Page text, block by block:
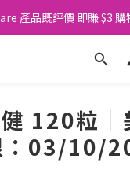
🚛 購物滿 $400 免運費🤩
產品既評價 即賺 $3 購
🚛 購物滿 $400 免運費🤩
120粒｜
：03/10/